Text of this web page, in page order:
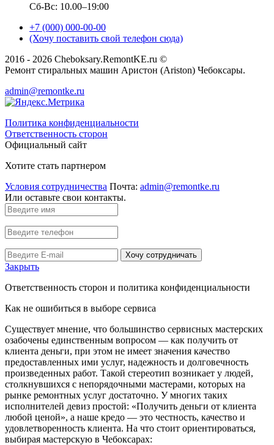
Сб-Вс: 10.00–19:00
+7 (000) 000-00-00
(Хочу поставить свой телефон сюда)
2016 - 2026 Cheboksary.RemontKE.ru ©
Ремонт стиральных машин Аристон (Ariston) Чебоксары.
admin@remontke.ru
Политика конфиденциальности
Ответственность сторон
Официальный сайт
Хотите стать партнером
Условия сотрудничества Почта: admin@remontke.ru
Или оставьте свои контакты.
Хочу сотрудничать
Закрыть
Ответственность сторон и политика конфиденциальности
Как не ошибиться в выборе сервиса
Существует мнение, что большинство сервисных мастерских
озабочены единственным вопросом — как получить от
клиента деньги, при этом не имеет значения качество
предоставленных ими услуг, надежность и долговечность
произведенных работ. Такой стереотип возникает у людей,
столкнувшихся с непорядочными мастерами, которых на
рынке ремонтных услуг достаточно. У многих таких
исполнителей девиз простой: «Получить деньги от клиента
любой ценой», а наше кредо — это честность, качество и
удовлетворенность клиента. На что стоит ориентироваться,
выбирая мастерскую в Чебоксарах: